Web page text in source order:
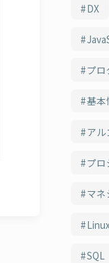
DX
プ
基本
アル
プロ
マネ
SQL